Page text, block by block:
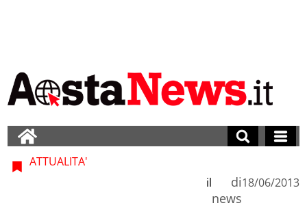
ATTUALITA'
di
news
il 18/06/2013